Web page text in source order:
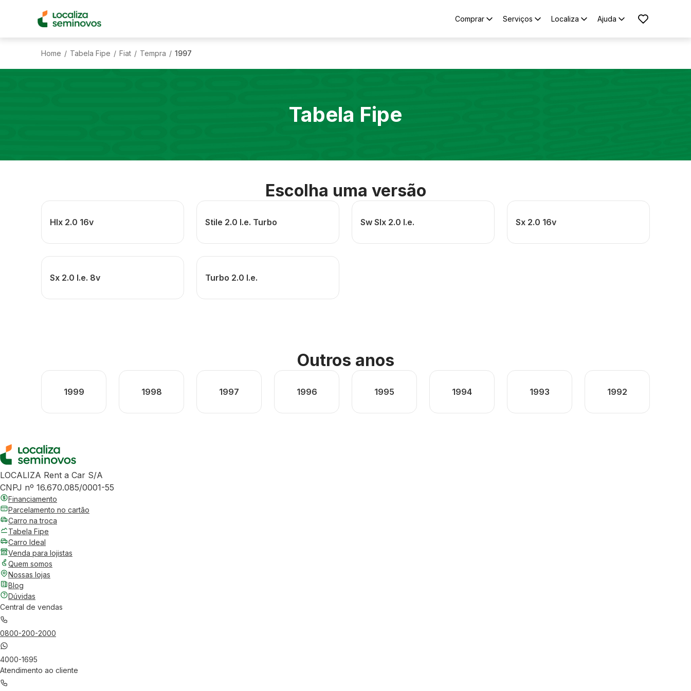
Comprar Serviços Localiza Ajuda
Home / Tabela Fipe / Fiat / Tempra / 1997
Tabela Fipe
Escolha uma versão
Hlx 2.0 16v Stile 2.0 I.e. Turbo Sw Slx 2.0 I.e. Sx 2.0 16v
Sx 2.0 I.e. 8v Turbo 2.0 I.e.
Outros anos
1999 1998 1997 1996 1995 1994 1993 1992
LOCALIZA Rent a Car S/A
CNPJ nº 16.670.085/0001-55
Financiamento
Parcelamento no cartão
Carro na troca
Tabela Fipe
Carro Ideal
Venda para lojistas
Quem somos
Nossas lojas
Blog
Dúvidas
Central de vendas
0800-200-2000
4000-1695
Atendimento ao cliente